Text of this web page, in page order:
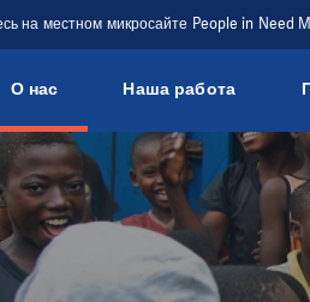
на местном микросайте People in Need
О нас Наша работа